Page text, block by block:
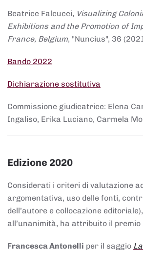
Beatrice Falcucci, Visualizing
Exhibitions and the Promotion of
France, Belgium, "Nuncius", 36
Bando 2022
Dichiarazione sostitutiva
Commissione giudicatrice: Elena
Ingaliso, Erika Luciano, Carmela
Edizione 2020
Considerati i criteri di valutazione
argomentativa, uso delle fonti,
dell’autore e collocazione
all’unanimità, ha attribuito il premio
Francesca Antonelli per il saggio